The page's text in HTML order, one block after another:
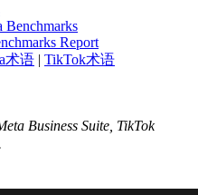
Benchmarks
Report
术语 | TikTok术语
Business Suite, TikTok